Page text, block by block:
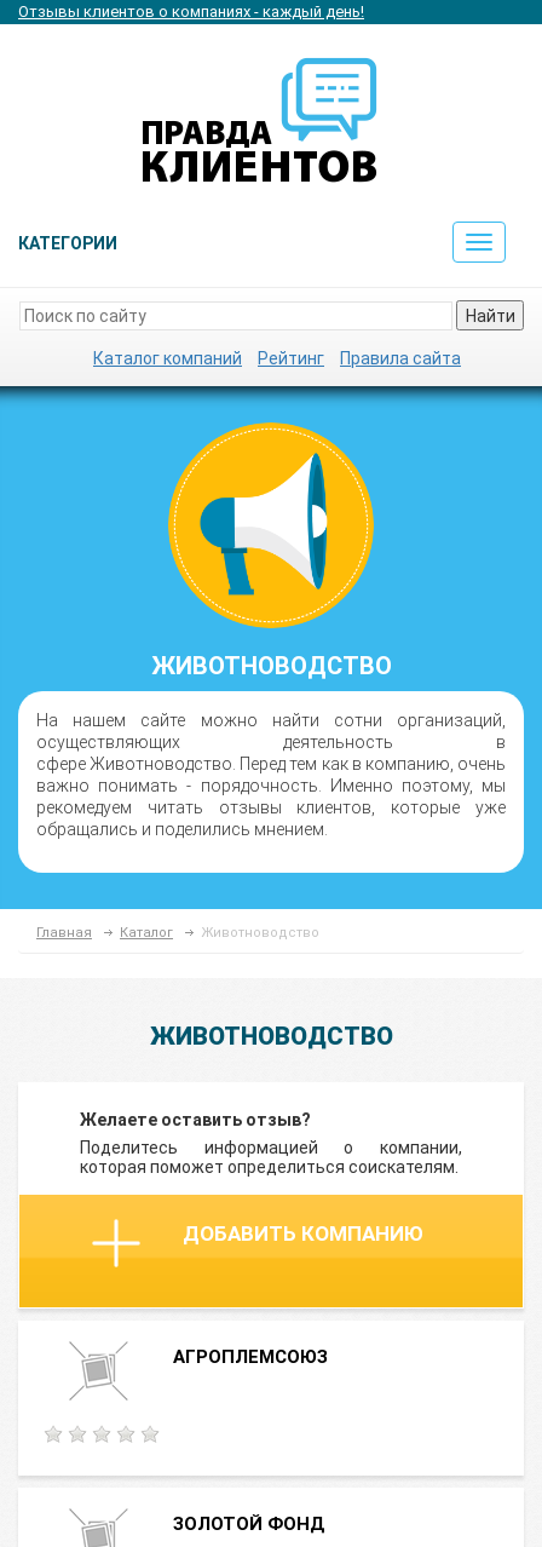
Отзывы клиентов о компаниях - каждый день!
КАТЕГОРИИ
Toggle
Найти
Каталог компаний Рейтинг Правила сайта
ЖИВОТНОВОДСТВО
На нашем сайте можно найти сотни организаций,
осуществляющих деятельность в
сфере Животноводство. Перед тем как в компанию, очень
важно понимать - порядочность. Именно поэтому, мы
рекомедуем читать отзывы клиентов, которые уже
обращались и поделились мнением.
Главная Каталог Животноводство
ЖИВОТНОВОДСТВО
Желаете оставить отзыв?
Поделитесь информацией о компании,
которая поможет определиться соискателям.
ДОБАВИТЬ КОМПАНИЮ
АГРОПЛЕМСОЮЗ
ЗОЛОТОЙ ФОНД